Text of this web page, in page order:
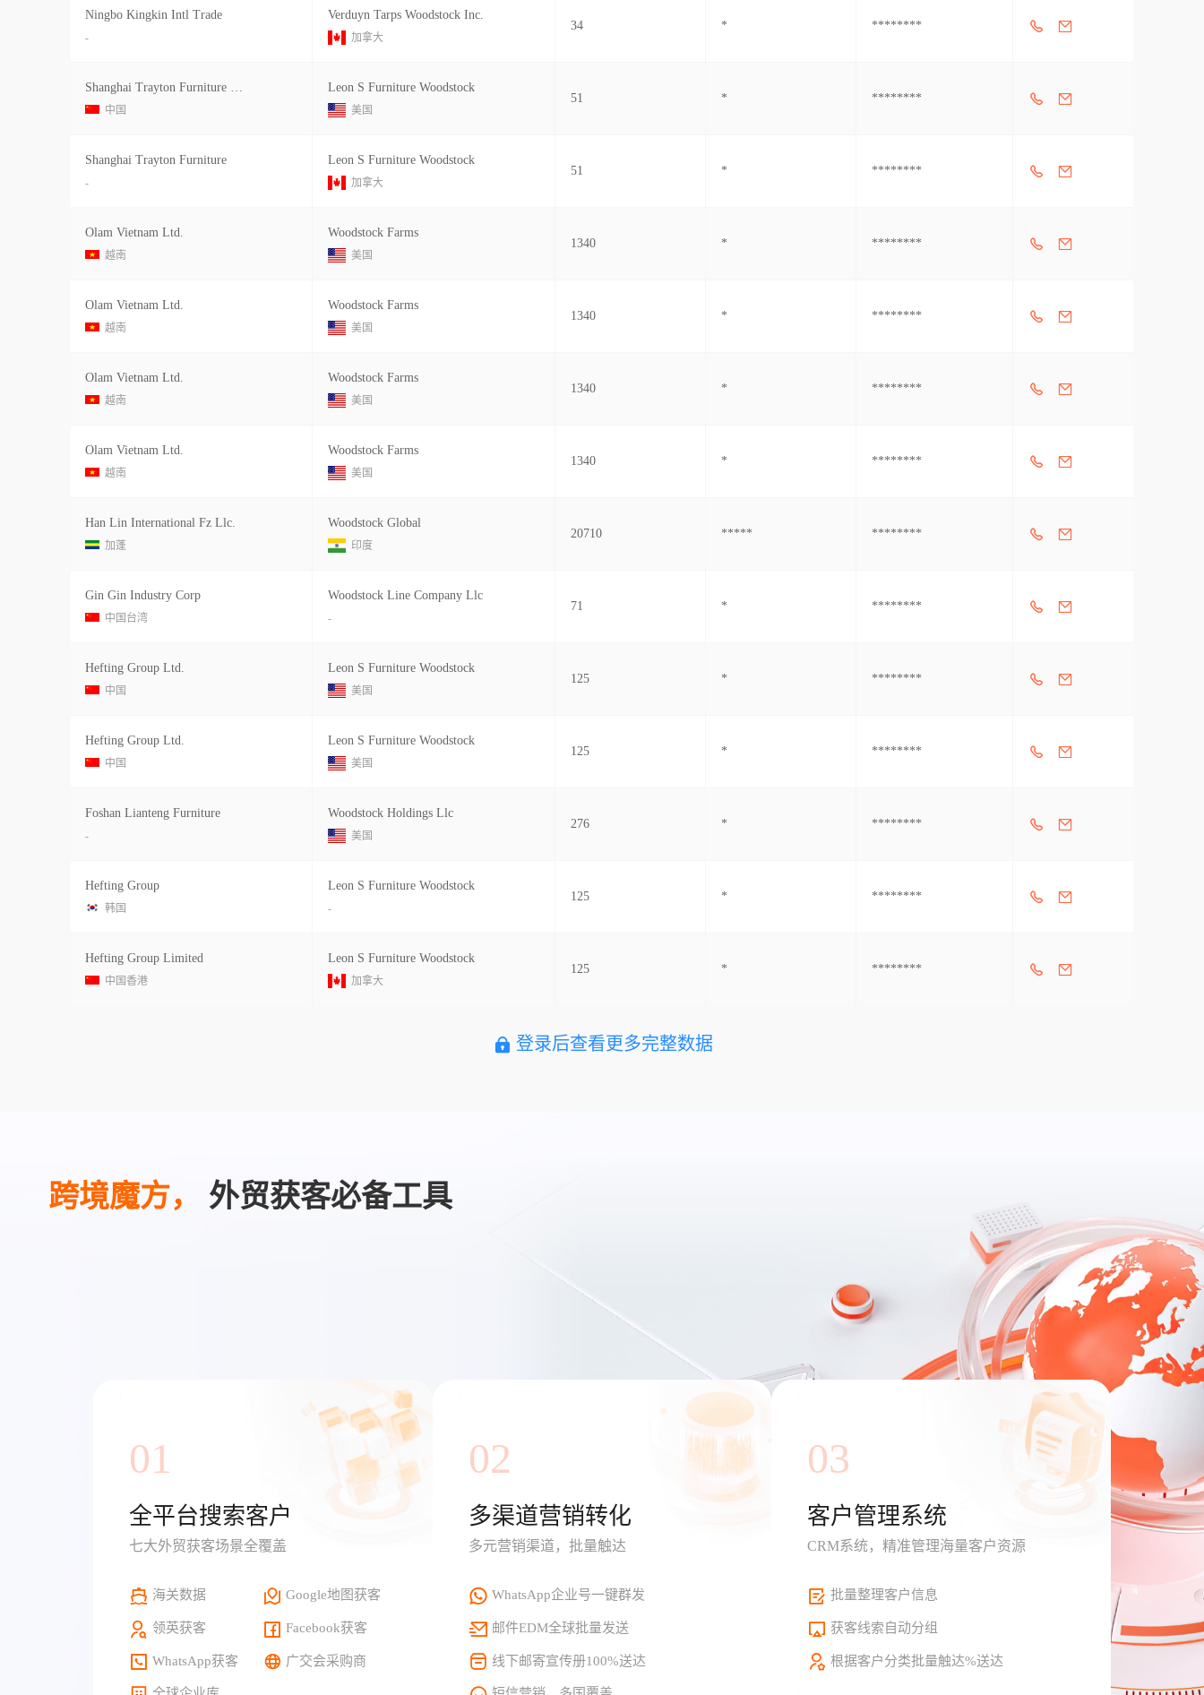
Ningbo Kingkin Intl Trade
-
Verduyn Tarps Woodstock Inc.
加拿大
34 * ********
Shanghai Trayton Furniture Co.ltd.
中国
Leon S Furniture Woodstock
美国
51 * ********
Shanghai Trayton Furniture
-
Leon S Furniture Woodstock
加拿大
51 * ********
Olam Vietnam Ltd.
越南
Woodstock Farms
美国
1340 * ********
Olam Vietnam Ltd.
越南
Woodstock Farms
美国
1340 * ********
Olam Vietnam Ltd.
越南
Woodstock Farms
美国
1340 * ********
Olam Vietnam Ltd.
越南
Woodstock Farms
美国
1340 * ********
Han Lin International Fz Llc.
加蓬
Woodstock Global
印度
20710 ***** ********
Gin Gin Industry Corp
中国台湾
Woodstock Line Company Llc
-
71 * ********
Hefting Group Ltd.
中国
Leon S Furniture Woodstock
美国
125 * ********
Hefting Group Ltd.
中国
Leon S Furniture Woodstock
美国
125 * ********
Foshan Lianteng Furniture
-
Woodstock Holdings Llc
美国
276 * ********
Hefting Group
韩国
Leon S Furniture Woodstock
-
125 * ********
Hefting Group Limited
中国香港
Leon S Furniture Woodstock
加拿大
125 * ********
登录后查看更多完整数据
跨境魔方， 外贸获客必备工具
01
全平台搜索客户
七大外贸获客场景全覆盖
海关数据 Google地图获客
领英获客 Facebook获客
WhatsApp获客 广交会采购商
02
多渠道营销转化
多元营销渠道，批量触达
WhatsApp企业号一键群发
邮件EDM全球批量发送
线下邮寄宣传册100%送达
03
客户管理系统
CRM系统，精准管理海量客户资源
批量整理客户信息
获客线索自动分组
根据客户分类批量触达%送达